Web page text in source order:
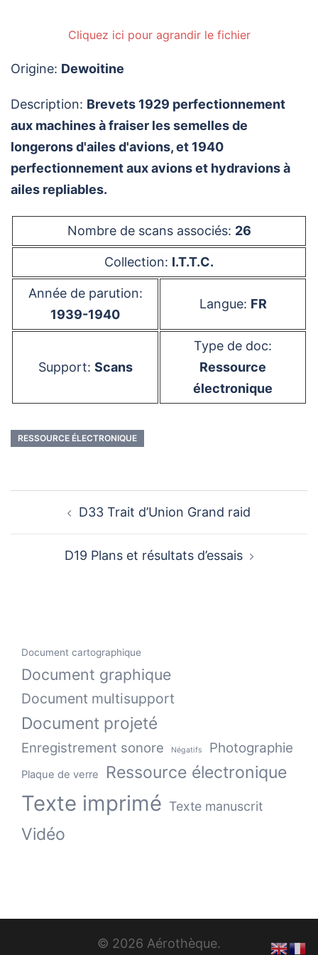
Cliquez ici pour agrandir le fichier
Origine: Dewoitine
Description: Brevets 1929 perfectionnement
aux machines à fraiser les semelles de
longerons d'ailes d'avions, et 1940
perfectionnement aux avions et hydravions à
ailes repliables.
Nombre de scans associés: 26
Collection: I.T.T.C.
Année de parution:
1939-1940
Langue: FR
Support: Scans
Type de doc:
Ressource
électronique
RESSOURCE ÉLECTRONIQUE
d’article D33 Trait d’Union Grand raid
D19 Plans et résultats d’essais
Document cartographique
Document graphique
Document multisupport
Document projeté
Enregistrement sonore Négatifs Photographie
Plaque de verre Ressource électronique
Texte imprimé Texte manuscrit
Vidéo
© 2026 Aérothèque.